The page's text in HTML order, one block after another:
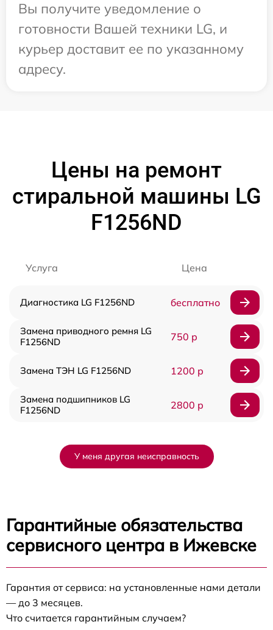
Вы получите уведомление о
готовности Вашей техники LG, и
курьер доставит ее по указанному
адресу.
Цены на ремонт
стиральной машины LG
F1256ND
Услуга Цена
Диагностика LG F1256ND бесплатно
Замена приводного ремня LG
F1256ND
750 р
Замена ТЭН LG F1256ND 1200 р
Замена подшипников LG
F1256ND
2800 р
У меня другая неисправность
Гарантийные обязательства
сервисного центра в Ижевске
Гарантия от сервиса: на установленные нами детали
— до 3 месяцев.
Что считается гарантийным случаем?